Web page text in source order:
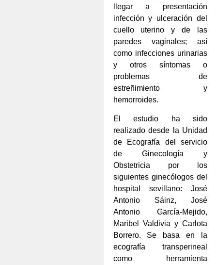
llegar a presentación
infección y ulceración del
cuello uterino y de las
paredes vaginales; así
como infecciones urinarias
y otros síntomas o
problemas de
estreñimiento y
hemorroides.
El estudio ha sido
realizado desde la Unidad
de Ecografía del servicio
de Ginecología y
Obstetricia por los
siguientes ginecólogos del
hospital sevillano: José
Antonio Sáinz, José
Antonio García-Mejido,
Maribel Valdivia y Carlota
Borrero. Se basa en la
ecografía transperineal
como herramienta